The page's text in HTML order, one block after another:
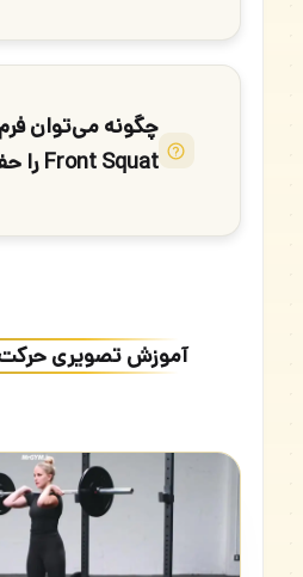
چگونه می‌توان
Front Squat را حفظ کرد؟
آموزش تصویری